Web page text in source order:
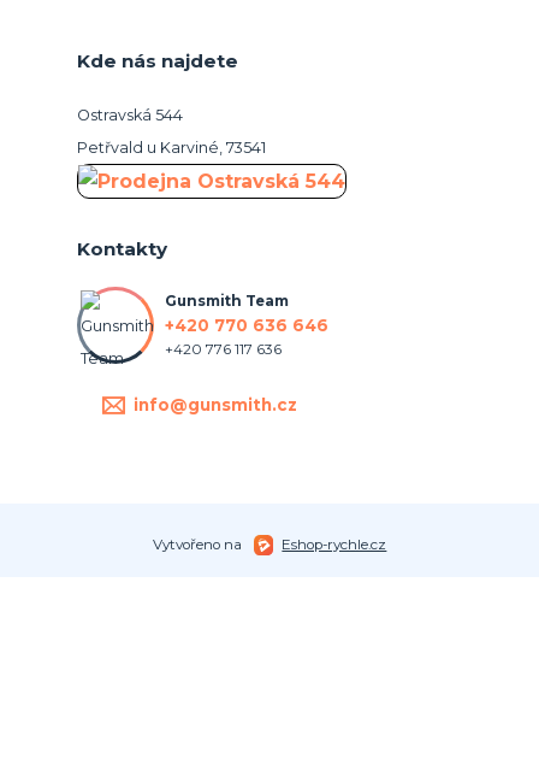
Kde nás najdete
Ostravská 544
Petřvald u Karviné, 73541
Kontakty
Gunsmith Team
+420 770 636 646
+420 776 117 636
info@gunsmith.cz
Vytvořeno na Eshop-rychle.cz